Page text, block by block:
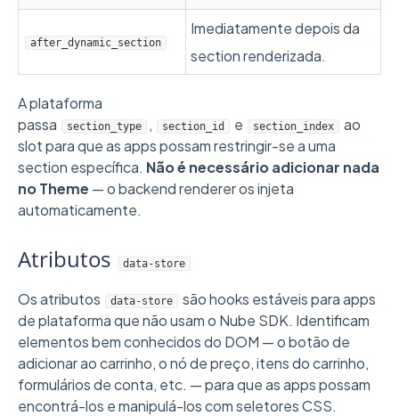
after_dynamic_section
Imediatamente depois da
section renderizada.
A plataforma
passa
section_type , section_id e section_index
ao
slot para que as apps possam restringir-se a uma
section específica. Não é necessário adicionar nada
no Theme — o backend renderer os injeta
automaticamente.
Atributos data-store
Os atributos data-store
são hooks estáveis para apps
de plataforma que não usam o Nube SDK. Identificam
elementos bem conhecidos do DOM — o botão de
adicionar ao carrinho, o nó de preço, itens do carrinho,
formulários de conta, etc. — para que as apps possam
encontrá-los e manipulá-los com seletores CSS.